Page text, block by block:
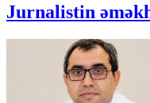
Jurnalistin